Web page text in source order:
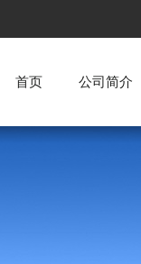
首页 公司简介